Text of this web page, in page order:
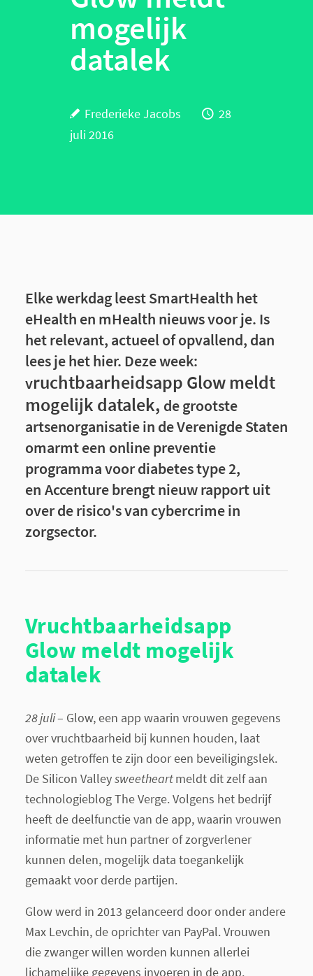
mogelijk
datalek
Frederieke Jacobs
28
juli 2016
Elke werkdag leest SmartHealth het
eHealth en mHealth nieuws voor je. Is
het relevant, actueel of opvallend, dan
lees je het hier. Deze week:
vruchtbaarheidsapp Glow meldt
mogelijk datalek, de grootste
artsenorganisatie in de Verenigde Staten
omarmt een online preventie
programma voor diabetes type 2,
en Accenture brengt nieuw rapport uit
over de risico's van cybercrime in
zorgsector.
Vruchtbaarheidsapp
Glow meldt mogelijk
datalek
28 juli ­– Glow, een app waarin vrouwen gegevens
over vruchtbaarheid bij kunnen houden, laat
weten getroffen te zijn door een beveiligingslek.
De Silicon Valleysweetheartmeldt dit zelf aan
technologieblog The Verge. Volgens het bedrijf
heeft de deelfunctie van de app, waarin vrouwen
informatie met hun partner of zorgverlener
kunnen delen, mogelijk data toegankelijk
gemaakt voor derde partijen.
Glow werd in 2013 gelanceerd door onder andere
Max Levchin, de oprichter van PayPal. Vrouwen
die zwanger willen worden kunnen allerlei
lichamelijke gegevens invoeren in de app,